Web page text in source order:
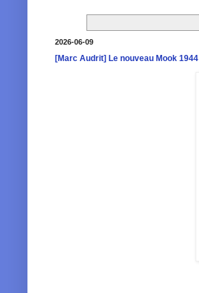
2026-06-09
[Marc Audrit] Le nouveau Mook 1944